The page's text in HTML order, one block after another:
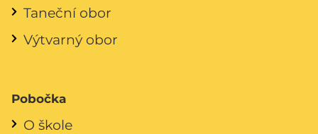
Taneční obor
Výtvarný obor
Pobočka
O škole